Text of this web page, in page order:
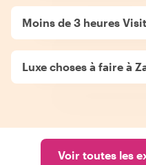
Moins de 3 heures
Luxe choses à faire à
Voir toutes les